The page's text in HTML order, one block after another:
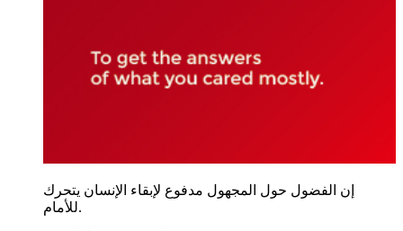
إن الفضول حول المجهول مدفوع لإبقاء الإنسان يتحرك
للأمام.